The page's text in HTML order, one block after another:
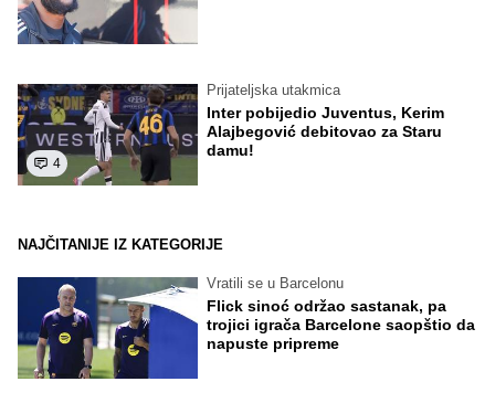
4
Prijateljska utakmica
Inter pobijedio Juventus, Kerim
Alajbegović debitovao za Staru
damu!
NAJČITANIJE IZ KATEGORIJE
Vratili se u Barcelonu
Flick sinoć održao sastanak, pa
trojici igrača Barcelone saopštio da
napuste pripreme